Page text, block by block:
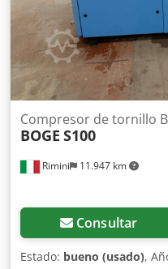
Rimini 11.947 km
Compresor de tornillo
BOGE S100
Consultar
Estado: bueno (usado),